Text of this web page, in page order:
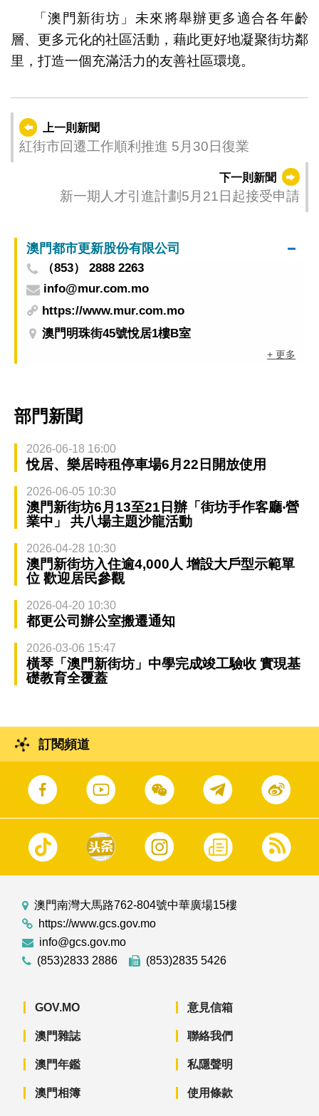
「澳門新街坊」未來將舉辦更多適合各年齡
層、更多元化的社區活動，藉此更好地凝聚街坊鄰
里，打造一個充滿活力的友善社區環境。
上一則新聞
紅街市回遷工作順利推進 5月30日復業
下一則新聞
新一期人才引進計劃5月21日起接受申請
澳門都市更新股份有限公司
（853） 2888 2263
info@mur.com.mo
https://www.mur.com.mo
澳門明珠街45號悅居1樓B室
+ 更多
部門新聞
2026-06-18 16:00
悅居、樂居時租停車場6月22日開放使用
2026-06-05 10:30
澳門新街坊6月13至21日辦「街坊手作客廳‧營
業中」 共八場主題沙龍活動
2026-04-28 10:30
澳門新街坊入住逾4,000人 增設大戶型示範單
位 歡迎居民參觀
2026-04-20 10:30
都更公司辦公室搬遷通知
2026-03-06 15:47
橫琴「澳門新街坊」中學完成竣工驗收 實現基
礎教育全覆蓋
訂閱頻道
澳門南灣大馬路762-804號中華廣場15樓
https://www.gcs.gov.mo
info@gcs.gov.mo
(853)2833 2886
(853)2835 5426
GOV.MO
澳門雜誌
澳門年鑑
澳門相簿
意見信箱
聯絡我們
私隱聲明
使用條款